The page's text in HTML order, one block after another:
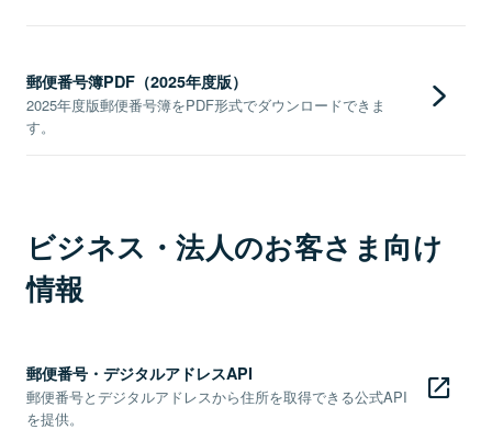
郵便番号簿PDF（2025年度版）
2025年度版郵便番号簿をPDF形式でダウンロードできま
す。
ビジネス・法人のお客さま向け
情報
郵便番号・デジタルアドレスAPI
郵便番号とデジタルアドレスから住所を取得できる公式API
を提供。